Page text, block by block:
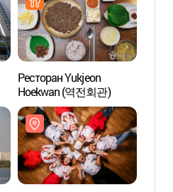
Ресторан Yukjeon
Hoekwan (역전회관)